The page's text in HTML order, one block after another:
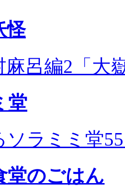
怪
麻呂編2「大
堂
ソラミミ堂
堂のごはん